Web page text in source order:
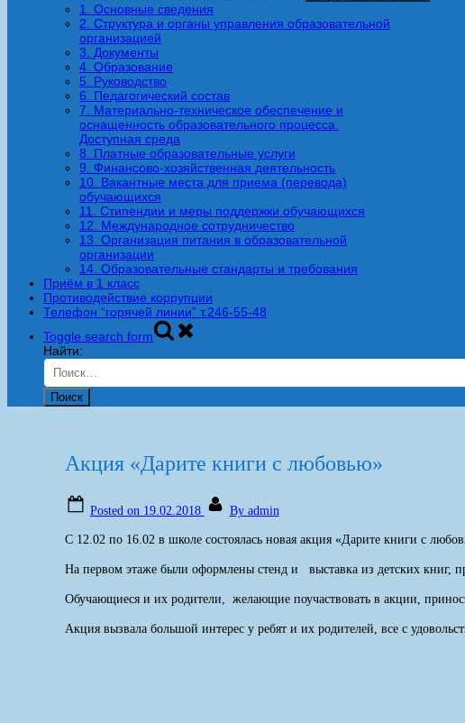
1. Основные сведения
2. Структура и органы управления образовательной
организацией
3. Документы
4. Образование
5. Руководство
6. Педагогический состав
7. Материально-техническое обеспечение и
оснащенность образовательного процесса.
Доступная среда
8. Платные образовательные услуги
9. Финансово-хозяйственная деятельность
10. Вакантные места для приема (перевода)
обучающихся
11. Стипендии и меры поддержки обучающихся
12. Международное сотрудничество
13. Организация питания в образовательной
организации
14. Образовательные стандарты и требования
Приём в 1 класс
Противодействие коррупции
Телефон “горячей линии” т.246-55-48
Toggle search form
Найти:
Акция «Дарите книги с любовью»
Posted on 19.02.2018 By admin
С 12.02 по 16.02 в школе состоялась новая акция «Дарите книги с
На первом этаже были оформлены стенд и выставка из детских книг,
Обучающиеся и их родители, желающие поучаствовать в акции,
Акция вызвала большой интерес у ребят и их родителей, все с